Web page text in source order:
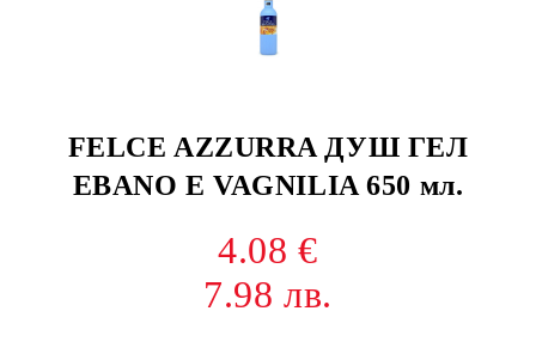
FELCE AZZURRA ДУШ ГЕЛ
EBANO E VAGNILIA 650 мл.
4.08 €
7.98 лв.